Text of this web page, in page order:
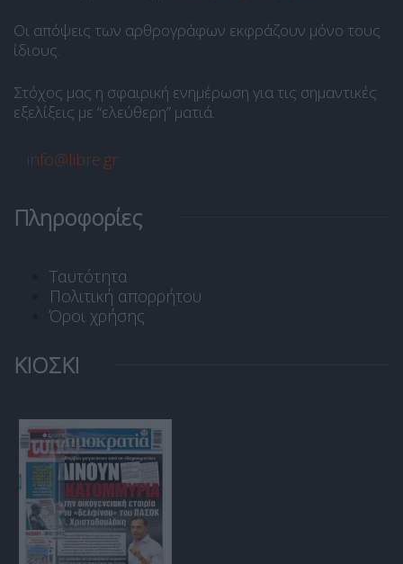
Οι απόψεις των αρθρογράφων εκφράζουν μόνο τους
ίδιους.
Στόχος μας η σφαιρική ενημέρωση για τις σημαντικές
εξελίξεις με “ελεύθερη” ματιά.
info@libre.gr
Πληροφορίες
Ταυτότητα
Πολιτική απορρήτου
Όροι χρήσης
ΚΙΟΣΚΙ